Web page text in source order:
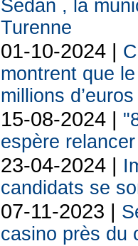
Sedan , la
Turenne
01-10-2024 |
montrent que
millions
15-08-2024 |
espère
23-04-2024 |
candidats se
07-11-2023 |
casino près du